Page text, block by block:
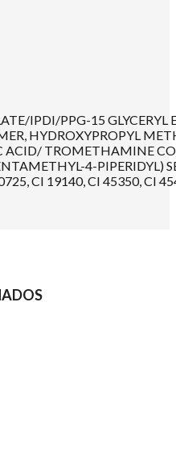
IPDI/PPG-15
HYDROXYPROPYL
TROMETHAMINE
4-
CI 19140, CI 45350, CI